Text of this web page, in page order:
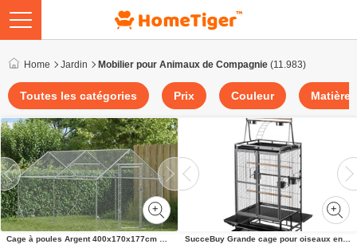
Home Jardin Mobilier pour Animaux de Compagnie (11.983)
Toutes les catégories Prix Couleur Matière
Cage à poules Argent 400x170x177cm Acier galvanisé SucceBuy Grande cage pour oiseaux en fer forgé, 830x790x2100 mm, avec dessus ouvert, perchoirs, bac amovible et mangeoires en plastique - idéale pour les perruches nymphes, les perruches moines et les perroquets gris